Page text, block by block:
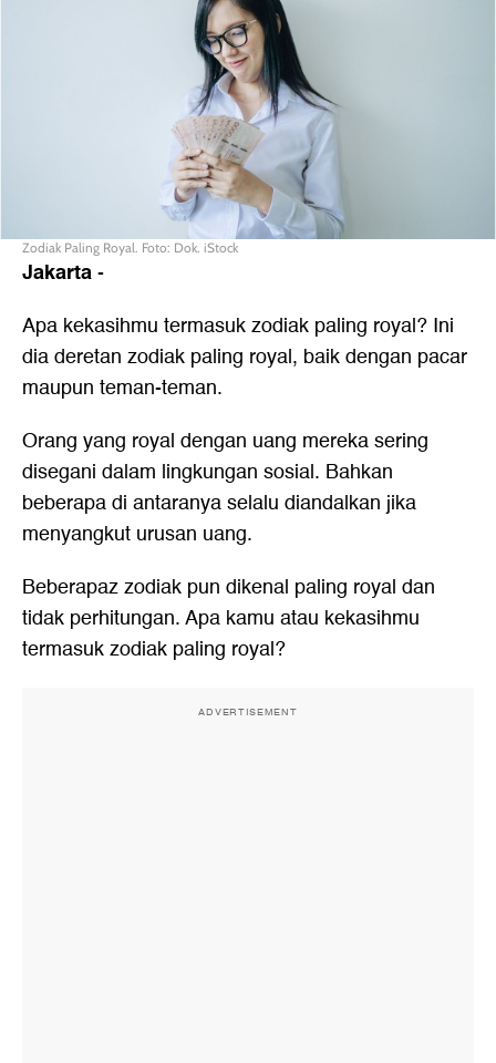
Zodiak Paling Royal. Foto: Dok. iStock
Jakarta-
Apa kekasihmu termasuk zodiak paling royal? Ini
dia deretan zodiak paling royal, baik dengan pacar
maupun teman-teman.
Orang yang royal dengan uang mereka sering
disegani dalam lingkungan sosial. Bahkan
beberapa di antaranya selalu diandalkan jika
menyangkut urusan uang.
Beberapaz zodiak pun dikenal paling royal dan
tidak perhitungan. Apa kamu atau kekasihmu
termasuk zodiak paling royal?
ADVERTISEMENT